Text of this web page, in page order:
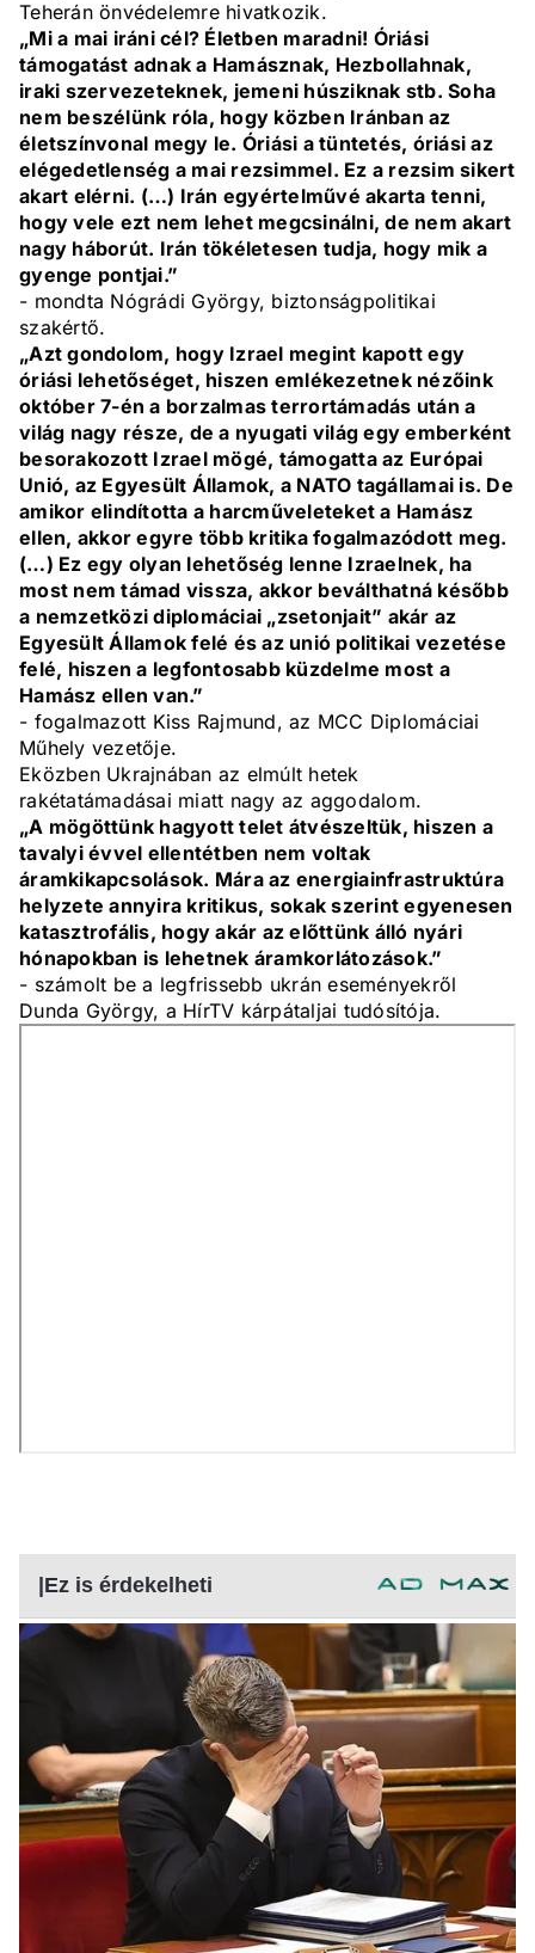
Teherán önvédelemre hivatkozik.
„Mi a mai iráni cél? Életben maradni! Óriási
támogatást adnak a Hamásznak, Hezbollahnak,
iraki szervezeteknek, jemeni húsziknak stb. Soha
nem beszélünk róla, hogy közben Iránban az
életszínvonal megy le. Óriási a tüntetés, óriási az
elégedetlenség a mai rezsimmel. Ez a rezsim sikert
akart elérni. (…) Irán egyértelművé akarta tenni,
hogy vele ezt nem lehet megcsinálni, de nem akart
nagy háborút. Irán tökéletesen tudja, hogy mik a
gyenge pontjai.”
- mondta Nógrádi György, biztonságpolitikai
szakértő.
„Azt gondolom, hogy Izrael megint kapott egy
óriási lehetőséget, hiszen emlékezetnek nézőink
október 7-én a borzalmas terrortámadás után a
világ nagy része, de a nyugati világ egy emberként
besorakozott Izrael mögé, támogatta az Európai
Unió, az Egyesült Államok, a NATO tagállamai is. De
amikor elindította a harcműveleteket a Hamász
ellen, akkor egyre több kritika fogalmazódott meg.
(…) Ez egy olyan lehetőség lenne Izraelnek, ha
most nem támad vissza, akkor beválthatná később
a nemzetközi diplomáciai „zsetonjait” akár az
Egyesült Államok felé és az unió politikai vezetése
felé, hiszen a legfontosabb küzdelme most a
Hamász ellen van.”
- fogalmazott Kiss Rajmund, az MCC Diplomáciai
Műhely vezetője.
Eközben Ukrajnában az elmúlt hetek
rakétatámadásai miatt nagy az aggodalom.
„A mögöttünk hagyott telet átvészeltük, hiszen a
tavalyi évvel ellentétben nem voltak
áramkikapcsolások. Mára az energiainfrastruktúra
helyzete annyira kritikus, sokak szerint egyenesen
katasztrofális, hogy akár az előttünk álló nyári
hónapokban is lehetnek áramkorlátozások.”
- számolt be a legfrissebb ukrán eseményekről
Dunda György, a HírTV kárpátaljai tudósítója.